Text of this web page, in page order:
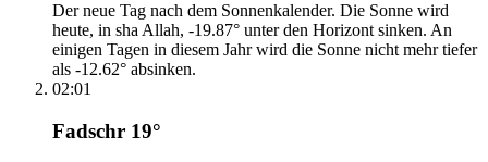
Der neue Tag nach dem Sonnenkalender. Die Sonne wird
heute, in sha Allah, -19.87° unter den Horizont sinken. An
einigen Tagen in diesem Jahr wird die Sonne nicht mehr tiefer
als -12.62° absinken.
02:01
Fadschr 19°